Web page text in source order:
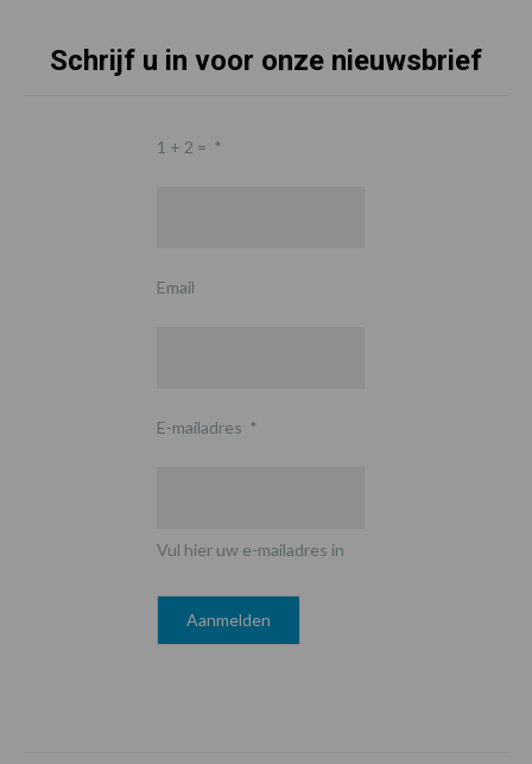
Schrijf u in voor onze nieuwsbrief
1 + 2 = *
Email
E-mailadres *
Vul hier uw e-mailadres in